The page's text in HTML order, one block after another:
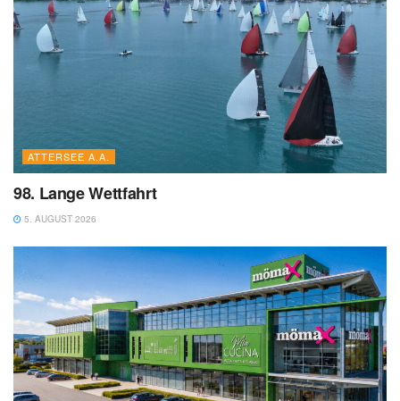
ATTERSEE A.A.
98. Lange Wettfahrt
5. AUGUST 2026